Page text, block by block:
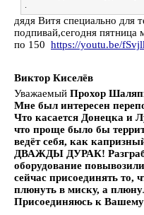
дядя Витя специально для
подпивай,сегодня пятница
по 150 https://youtu.be/
Виктор Киселёв
Уважаемый Прохор
Мне был интересен
Что касается Донецка и
что проще было бы
ведёт себя, как
ДВАЖДЫ ДУРАК!
оборудование
сейчас присоединять то,
плюнуть в миску, а
Присоединяюсь к